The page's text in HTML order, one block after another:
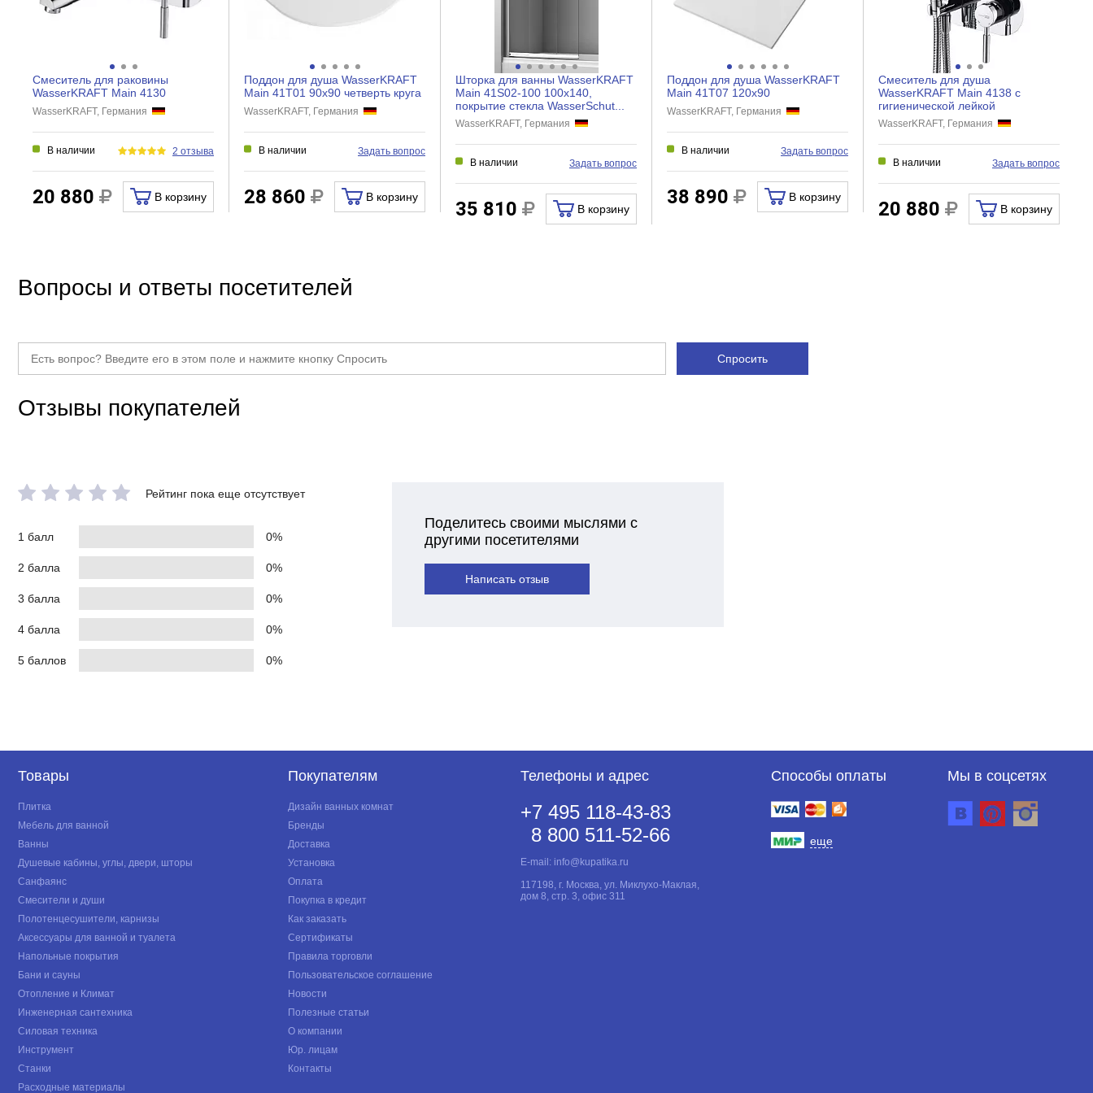
Конструкция двери
Водоотталкивающее покрытие
Монтаж к стене
Прочие
Смеситель для раковины
WasserKRAFT Main 4130
WasserKRAFT, Германия
В наличии 2 отзыва
20 880 В корзину
Поддон для душа WasserKRAFT
Main 41T01 90x90 четверть круга
WasserKRAFT, Германия
В наличии Задать вопрос
28 860 В корзину
Шторка для ванны WasserKRAFT
Main 41S02-100 100х140,
покрытие стекла WasserSchut...
WasserKRAFT, Германия
В наличии Задать вопрос
35 810 В корзину
Поддон для душа WasserKRAFT
Main 41T07 120x90
WasserKRAFT, Германия
В наличии Задать вопрос
38 890 В корзину
Смеситель для душа
WasserKRAFT Main 4138 с
гигиенической лейкой
WasserKRAFT, Германия
В наличии Задать вопрос
20 880 В корзину
Вопросы и ответы посетителей
Спросить
Отзывы покупателей
Рейтинг пока еще отсутствует
1 балл 0%
2 балла 0%
3 балла 0%
4 балла 0%
5 баллов 0%
Поделитесь своими мыслями с
другими посетителями
Написать отзыв
Товары
Плитка
Мебель для ванной
Ванны
Душевые кабины, углы, двери, шторы
Санфаянс
Смесители и души
Полотенцесушители, карнизы
Аксессуары для ванной и туалета
Напольные покрытия
Бани и сауны
Отопление и Климат
Инженерная сантехника
Силовая техника
Инструмент
Станки
Расходные материалы
Покупателям
Дизайн ванных комнат
Бренды
Доставка
Установка
Оплата
Покупка в кредит
Как заказать
Сертификаты
Правила торговли
Пользовательское соглашение
Новости
Полезные статьи
О компании
Юр. лицам
Контакты
Телефоны и адрес
+7 495 118-43-83
8 800 511-52-66
E-mail: info@kupatika.ru
117198, г. Москва, ул. Миклухо-Маклая,
дом 8, стр. 3, офис 311
Способы оплаты
еще
Мы в соцсетях